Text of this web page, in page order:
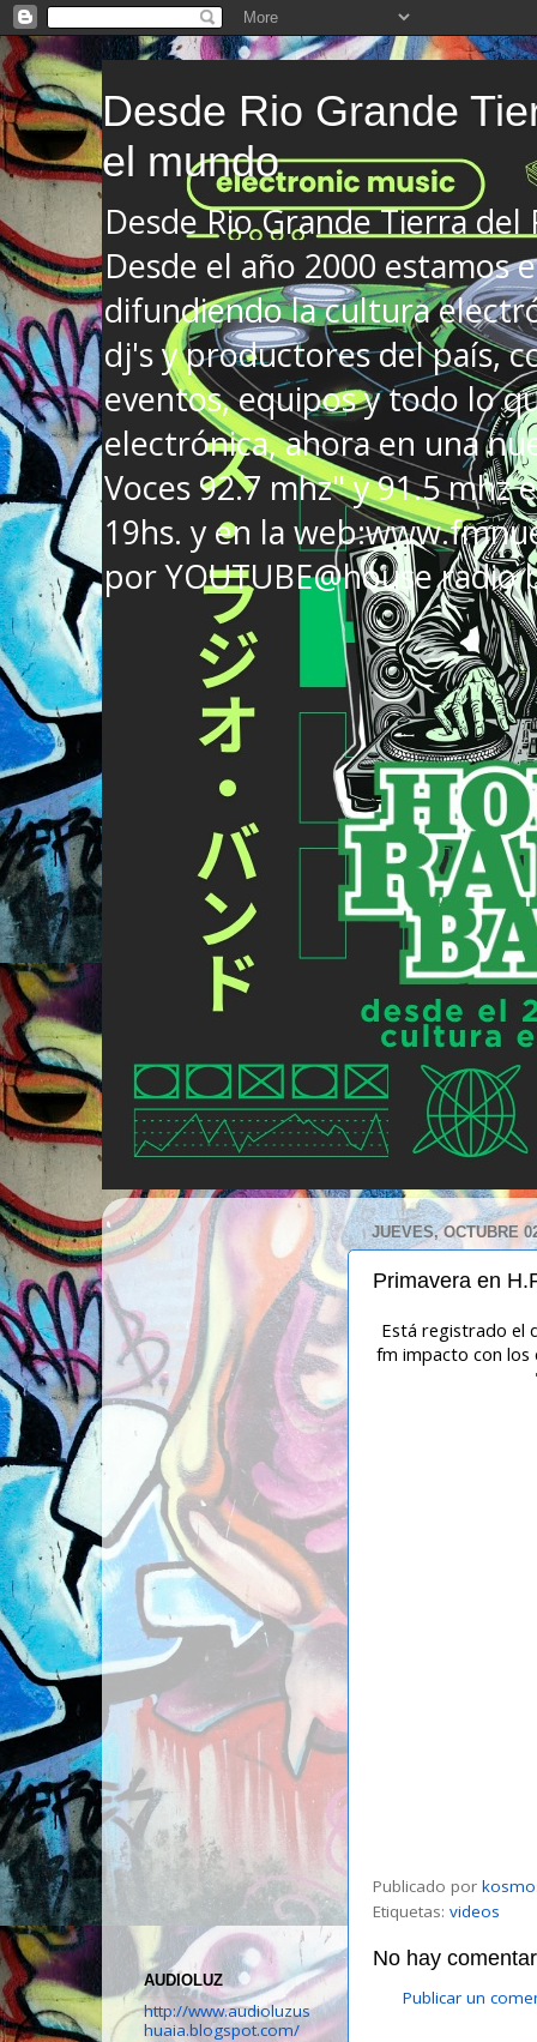
Desde Rio Grande
el mundo
Desde Rio Grande Tierra
Desde el año 2000 estamos
difundiendo la cultura
dj's y productores del país,
eventos, equipos y todo lo
electrónica, ahora en una
Voces 92.7 mhz" y 91.5 mhz
19hs. y en la
por YOUTUBE@house radio
JUEVES, OCTUBRE
Primavera en
Está registrado el
fm impacto con los
Publicado por
Etiquetas: videos
No hay
Publicar un
AUDIOLUZ
http://www.audioluzus
huaia.blogspot.com/